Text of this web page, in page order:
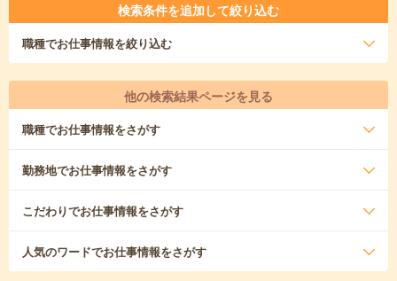
検索条件を追加して絞り込む
職種でお仕事情報を絞り込む
他の検索結果ページを見る
職種でお仕事情報をさがす
勤務地でお仕事情報をさがす
こだわりでお仕事情報をさがす
人気のワードでお仕事情報をさがす